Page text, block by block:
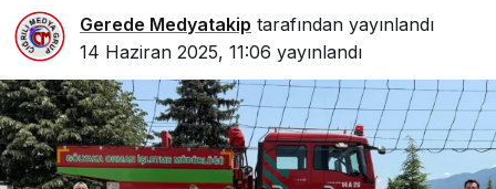
Gerede Medyatakip tarafından yayınlandı
14 Haziran 2025, 11:06 yayınlandı